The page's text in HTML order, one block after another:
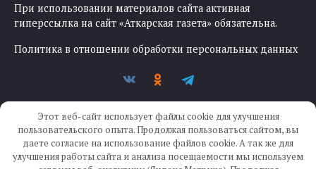
При использовании материалов сайта активная
гиперссылка на сайт «Аткарская газета» обязательна.
Политика в отношении обработки персональных данных
Этот веб-сайт использует файлы cookie для улучшения
пользовательского опыта. Продолжая пользоваться сайтом, вы
даете согласие на использование файлов cookie. А так же для
улучшения работы сайта и анализа посещаемости мы используем